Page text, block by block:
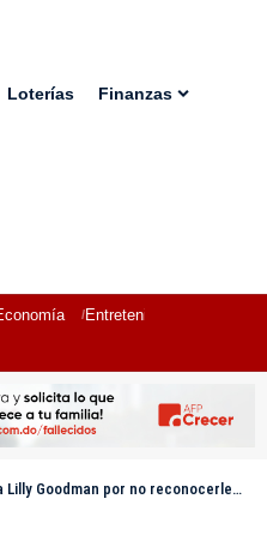
Loterías Finanzas
Entretenimiento
públicamente, la tildan de “mal agradecida”